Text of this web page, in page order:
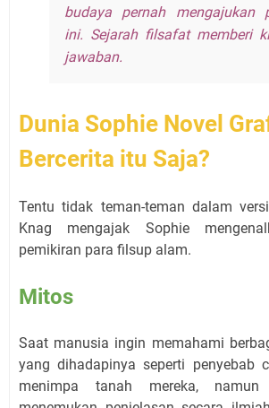
budaya pernah mengajukan
ini. Sejarah filsafat memberi
jawaban.
Dunia Sophie Novel
Bercerita itu Saja?
Tentu tidak teman-teman dalam
Knag mengajak Sophie
pemikiran para filsup alam.
Mitos
Saat manusia ingin memahami
yang dihadapinya seperti penyebab
menimpa tanah mereka,